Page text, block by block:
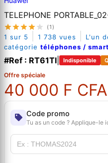
TELEPHONE
(1)
1 sur 5 1 738 vues
L'un
catégorie téléphones /
#Ref : RT61TI Indisponible
Offre spéciale
40 000 F CFA
Code promo
Tu as un code ? Applique-le